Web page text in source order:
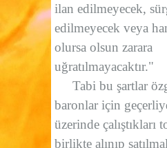
ilan edilmeyecek,
edilmeyecek veya
olursa olsun zarara
uğratılmayacaktır."
Tabi bu şartlar
baronlar için
üzerinde çalıştıkları
birlikte alınıp